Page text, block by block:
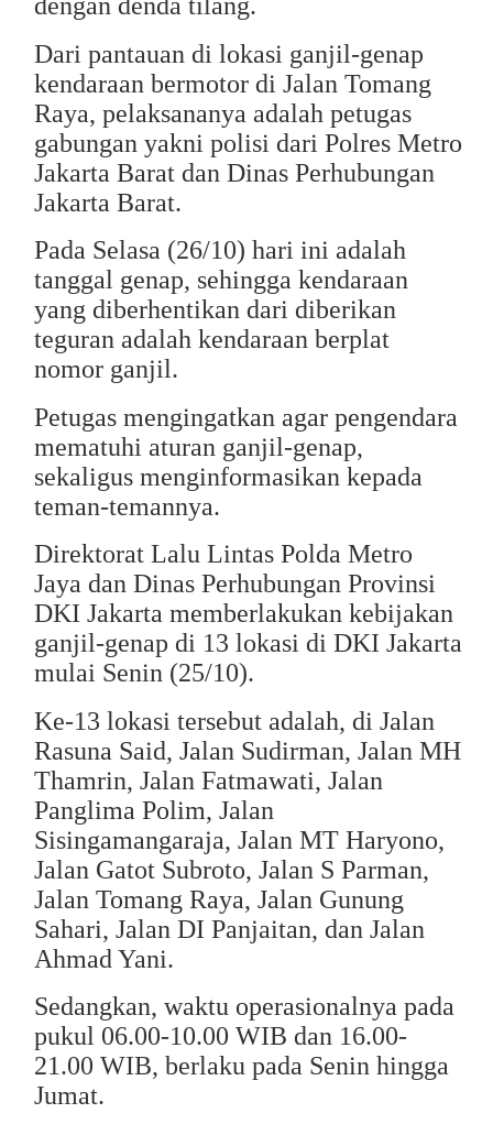
Dari pantauan di lokasi ganjil-genap
kendaraan bermotor di Jalan Tomang
Raya, pelaksananya adalah petugas
gabungan yakni polisi dari Polres Metro
Jakarta Barat dan Dinas Perhubungan
Jakarta Barat.
Pada Selasa (26/10) hari ini adalah
tanggal genap, sehingga kendaraan
yang diberhentikan dari diberikan
teguran adalah kendaraan berplat
nomor ganjil.
Petugas mengingatkan agar pengendara
mematuhi aturan ganjil-genap,
sekaligus menginformasikan kepada
teman-temannya.
Direktorat Lalu Lintas Polda Metro
Jaya dan Dinas Perhubungan Provinsi
DKI Jakarta memberlakukan kebijakan
ganjil-genap di 13 lokasi di DKI Jakarta
mulai Senin (25/10).
Ke-13 lokasi tersebut adalah, di Jalan
Rasuna Said, Jalan Sudirman, Jalan MH
Thamrin, Jalan Fatmawati, Jalan
Panglima Polim, Jalan
Sisingamangaraja, Jalan MT Haryono,
Jalan Gatot Subroto, Jalan S Parman,
Jalan Tomang Raya, Jalan Gunung
Sahari, Jalan DI Panjaitan, dan Jalan
Ahmad Yani.
Sedangkan, waktu operasionalnya pada
pukul 06.00-10.00 WIB dan 16.00-
21.00 WIB, berlaku pada Senin hingga
Jumat.